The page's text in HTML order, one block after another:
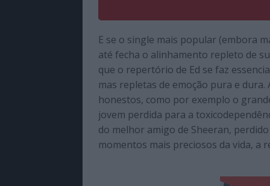
E se o single mais popular (embora
até fecha o alinhamento repleto de
que o repertório de Ed se faz
mas repletas de emoção pura e
honestos, como por exemplo o
jovem perdida para a
do melhor amigo de Sheeran,
momentos mais preciosos da vida, a